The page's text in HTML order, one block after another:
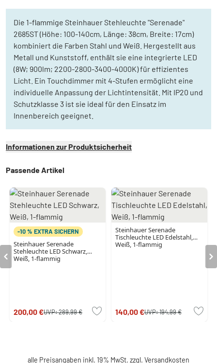
Die 1-flammige Steinhauer Stehleuchte "Serenade"
2685ST (Höhe: 100-140cm, Länge: 38cm, Breite: 17cm)
kombiniert die Farben Stahl und Weiß. Hergestellt aus
Metall und Kunststoff, enthält sie eine integrierte LED
(8W; 900lm; 2200-2800-3400-4000K) für effizientes
Licht. Ein Touchdimmer mit 4-Stufen ermöglicht eine
individuelle Anpassung der Lichtintensität. Mit IP20 und
Schutzklasse 3 ist sie ideal für den Einsatz im
Innenbereich geeignet.
Informationen zur Produktsicherheit
Passende Artikel
-10 % EXTRA SICHERN
Steinhauer Serenade
Stehleuchte LED Schwarz,
Weiß, 1-flammig
200,00 €UVP:289,99 €
Steinhauer Serenade
Tischleuchte LED Edelstahl,
Weiß, 1-flammig
140,00 €UVP:194,99 €
alle Preisangaben inkl. 19% MwSt. zzgl. Versandkosten